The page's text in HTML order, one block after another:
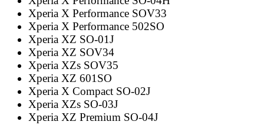
Xperia X Performance SOV33
Xperia X Performance 502SO
Xperia XZ SO-01J
Xperia XZ SOV34
Xperia XZs SOV35
Xperia XZ 601SO
Xperia X Compact SO-02J
Xperia XZs SO-03J
Xperia XZ Premium SO-04J